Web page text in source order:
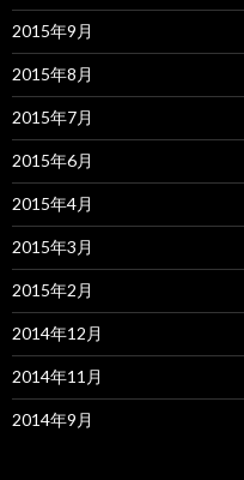
2015年9月
2015年8月
2015年7月
2015年6月
2015年4月
2015年3月
2015年2月
2014年12月
2014年11月
2014年9月